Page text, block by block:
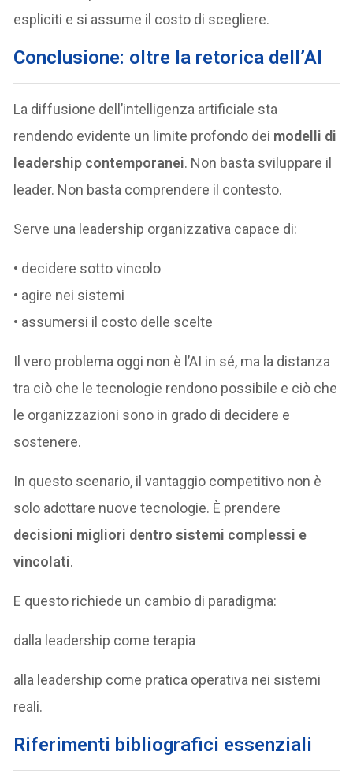
espliciti e si assume il costo di scegliere.
Conclusione: oltre la retorica dell’AI
La diffusione dell’intelligenza artificiale sta
rendendo evidente un limite profondo dei modelli di
leadership contemporanei. Non basta sviluppare il
leader. Non basta comprendere il contesto.
Serve una leadership organizzativa capace di:
• decidere sotto vincolo
• agire nei sistemi
• assumersi il costo delle scelte
Il vero problema oggi non è l’AI in sé, ma la distanza
tra ciò che le tecnologie rendono possibile e ciò che
le organizzazioni sono in grado di decidere e
sostenere.
In questo scenario, il vantaggio competitivo non è
solo adottare nuove tecnologie. È prendere
decisioni migliori dentro sistemi complessi e
vincolati.
E questo richiede un cambio di paradigma:
dalla leadership come terapia
alla leadership come pratica operativa nei sistemi
reali.
Riferimenti bibliografici essenziali